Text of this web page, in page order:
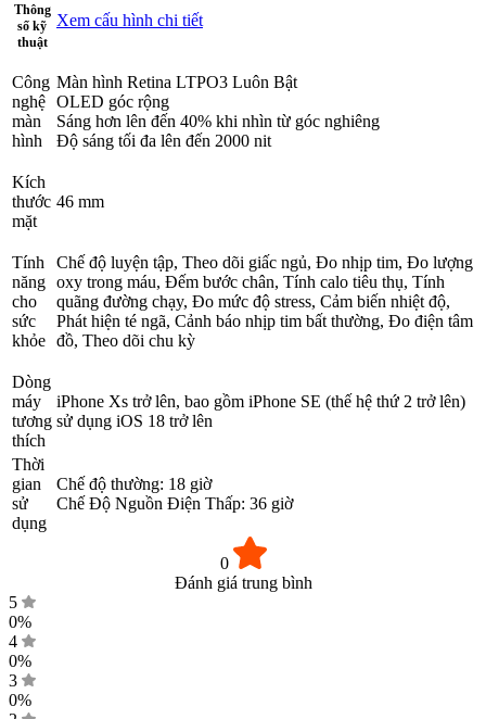
Thông
số kỹ
thuật
Xem cấu hình chi tiết
Công
nghệ
màn
hình
Màn hình Retina LTPO3 Luôn Bật
OLED góc rộng
Sáng hơn lên đến 40% khi nhìn từ góc nghiêng
Độ sáng tối đa lên đến 2000 nit
Kích
thước
mặt
46 mm
Tính
năng
cho
sức
khỏe
Chế độ luyện tập, Theo dõi giấc ngủ, Đo nhịp tim, Đo lượng
oxy trong máu, Đếm bước chân, Tính calo tiêu thụ, Tính
quãng đường chạy, Đo mức độ stress, Cảm biến nhiệt độ,
Phát hiện té ngã, Cảnh báo nhịp tim bất thường, Đo điện tâm
đồ, Theo dõi chu kỳ
Dòng
máy
tương
thích
iPhone Xs trở lên, bao gồm iPhone SE (thế hệ thứ 2 trở lên)
sử dụng iOS 18 trở lên
Thời
gian
sử
dụng
Chế độ thường: 18 giờ
Chế Độ Nguồn Điện Thấp: 36 giờ
0
Đánh giá trung bình
5
0%
4
0%
3
0%